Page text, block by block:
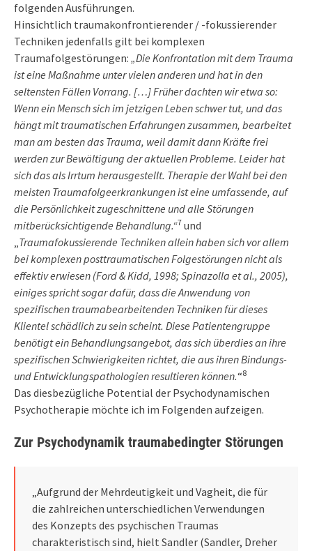
folgenden Ausführungen.
Hinsichtlich traumakonfrontierender / -fokussierender
Techniken jedenfalls gilt bei komplexen
Traumafolgestörungen: „Die Konfrontation mit dem Trauma
ist eine Maßnahme unter vielen anderen und hat in den
seltensten Fällen Vorrang. […] Früher dachten wir etwa so:
Wenn ein Mensch sich im jetzigen Leben schwer tut, und das
hängt mit traumatischen Erfahrungen zusammen, bearbeitet
man am besten das Trauma, weil damit dann Kräfte frei
werden zur Bewältigung der aktuellen Probleme. Leider hat
sich das als Irrtum herausgestellt. Therapie der Wahl bei den
meisten Traumafolgeerkrankungen ist eine umfassende, auf
die Persönlichkeit zugeschnittene und alle Störungen
mitberücksichtigende Behandlung.“7 und
„Traumafokussierende Techniken allein haben sich vor allem
bei komplexen posttraumatischen Folgestörungen nicht als
effektiv erwiesen (Ford & Kidd, 1998; Spinazolla et al., 2005),
einiges spricht sogar dafür, dass die Anwendung von
spezifischen traumabearbeitenden Techniken für dieses
Klientel schädlich zu sein scheint. Diese Patientengruppe
benötigt ein Behandlungsangebot, das sich überdies an ihre
spezifischen Schwierigkeiten richtet, die aus ihren Bindungs-
und Entwicklungspathologien resultieren können.“8
Das diesbezügliche Potential der Psychodynamischen
Psychotherapie möchte ich im Folgenden aufzeigen.
Zur Psychodynamik traumabedingter Störungen
„Aufgrund der Mehrdeutigkeit und Vagheit, die für
die zahlreichen unterschiedlichen Verwendungen
des Konzepts des psychischen Traumas
charakteristisch sind, hielt Sandler (Sandler, Dreher